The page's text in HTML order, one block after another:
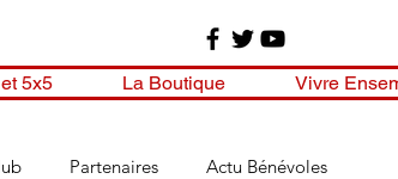
5x5 La Boutique Vivre
Partenaires Actu Bénévoles